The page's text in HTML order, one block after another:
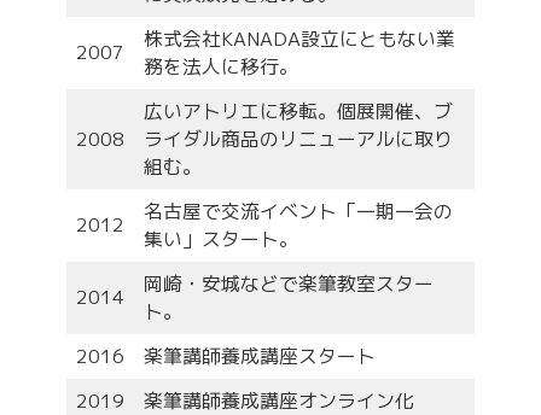
2007
株式会社KANADA設立にともない業
務を法人に移行。
2008
広いアトリエに移転。個展開催、ブ
ライダル商品のリニューアルに取り
組む。
2012
名古屋で交流イベント「一期一会の
集い」スタート。
2014
岡崎・安城などで楽筆教室スター
ト。
2016
楽筆講師養成講座スタート
2019
楽筆講師養成講座オンライン化